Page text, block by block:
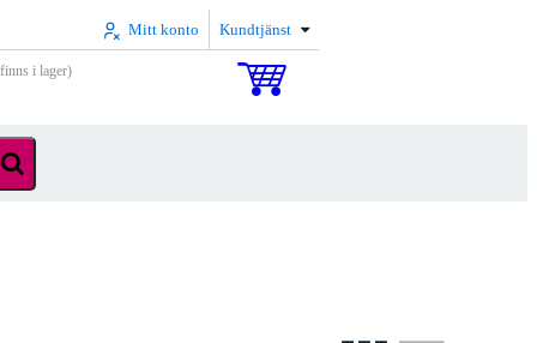
Mitt konto Kundtjänst
i lager)